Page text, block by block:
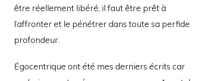
être réellement libéré, il faut être prêt à
l’affronter et le pénétrer dans toute sa perfide
profondeur.
Égocentrique ont été mes derniers écrits car